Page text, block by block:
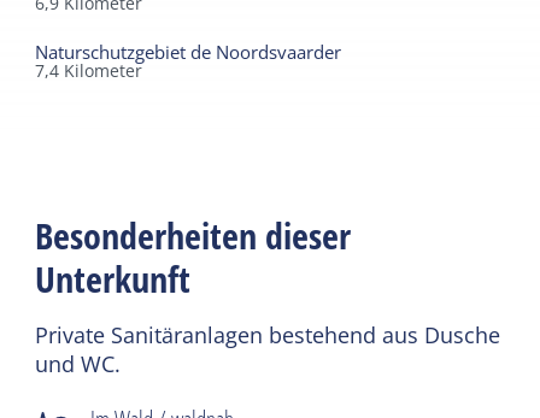
Naturschutzgebiet de Noordsvaarder
7,4 Kilometer
Besonderheiten dieser
Unterkunft
Private Sanitäranlagen bestehend aus Dusche
und WC.